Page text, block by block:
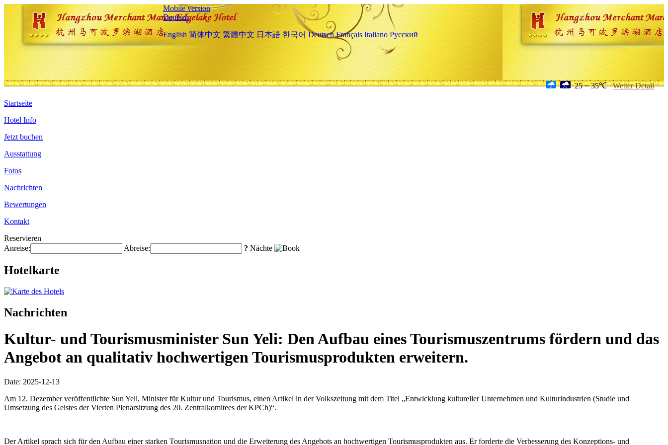
Mobile version
Deutsch
English 简体中文 繁體中文 日本語 한국어 Deutsch Français Italiano Русский
25 ~ 35℃ Wetter Detail
Startseite
Hotel Info
Jetzt buchen
Ausstattung
Fotos
Nachrichten
Bewertungen
Kontakt
Reservieren
Anreise:
Abreise: ? Nächte
Hotelkarte
Nachrichten
Kultur- und Tourismusminister Sun Yeli: Den Aufbau eines Tourismuszentrums fördern und das
Angebot an qualitativ hochwertigen Tourismusprodukten erweitern.
Date: 2025-12-13
Am 12. Dezember veröffentlichte Sun Yeli, Minister für Kultur und Tourismus, einen Artikel in der Volkszeitung mit dem Titel „Entwicklung kultureller Unternehmen und Kulturindustrien (Studie und
Umsetzung des Geistes der Vierten Plenarsitzung des 20. Zentralkomitees der KPCh)“.
Der Artikel sprach sich für den Aufbau einer starken Tourismusnation und die Erweiterung des Angebots an hochwertigen Tourismusprodukten aus. Er forderte die Verbesserung des Konzeptions- und